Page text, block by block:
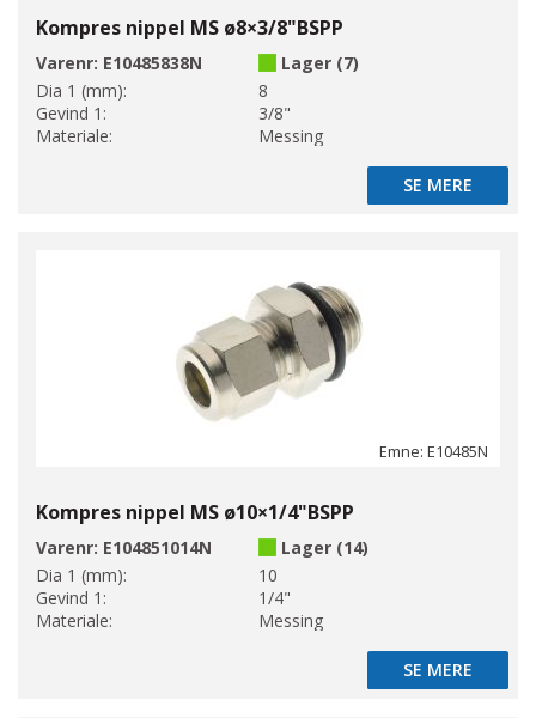
Kompres nippel MS ø8×3/8"BSPP
Varenr: E10485838N
Lager (7)
Dia 1 (mm):
8
Gevind 1:
3/8"
Materiale:
Messing
SE MERE
SE MERE
Emne: E10485N
Kompres nippel MS ø10×1/4"BSPP
Varenr: E104851014N
Lager (14)
Dia 1 (mm):
10
Gevind 1:
1/4"
Materiale:
Messing
SE MERE
SE MERE